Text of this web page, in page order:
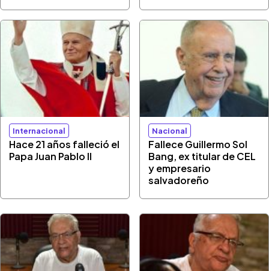
Internacional
Hace 21 años falleció el
Papa Juan Pablo II
Nacional
Fallece Guillermo Sol
Bang, ex titular de CEL
y empresario
salvadoreño